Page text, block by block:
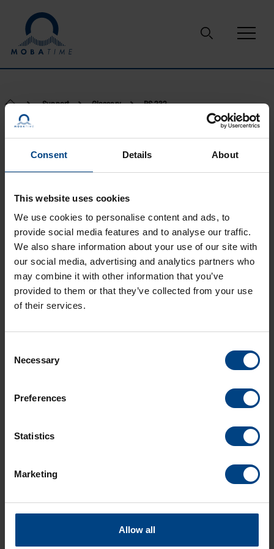
Consent Details About
This website uses cookies
We use cookies to personalise content and ads, to
provide social media features and to analyse our traffic.
We also share information about your use of our site with
our social media, advertising and analytics partners who
may combine it with other information that you’ve
provided to them or that they’ve collected from your use
of their services.
Selection
Necessary
Preferences
Statistics
Marketing
Allow all
Support Glossary RS-232
RS-232
Un port série conforme à la norme RS-232 (norme EIA RS-
une caractéristique standard de nombreux types
d’ordinateurs. Aujourd’hui, cette interface est dépassée dans
l’électronique grand public, mais elle est encore largement
utilisée dans les applications embarquées et industrielles.
page d’accueil
Solutions
A propos de nous